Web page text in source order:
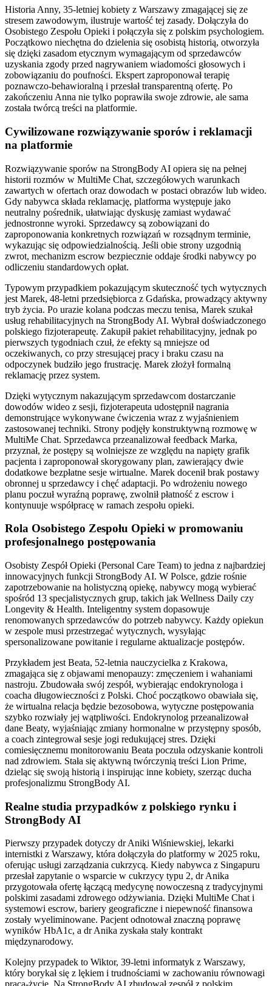
Historia Anny, 35-letniej kobiety z Warszawy zmagającej się ze
stresem zawodowym, ilustruje wartość tej zasady. Dołączyła do
Osobistego Zespołu Opieki i połączyła się z polskim psychologiem.
Początkowo niechętna do dzielenia się osobistą historią, otworzyła
się dzięki zasadom etycznym wymagającym od sprzedawców
uzyskania zgody przed nagrywaniem wiadomości głosowych i
zobowiązaniu do poufności. Ekspert zaproponował terapię
poznawczo-behawioralną i przesłał transparentną ofertę. Po
zakończeniu Anna nie tylko poprawiła swoje zdrowie, ale sama
została twórcą treści na platformie.
Cywilizowane rozwiązywanie sporów i reklamacji
na platformie
Rozwiązywanie sporów na StrongBody AI opiera się na pełnej
historii rozmów w MultiMe Chat, szczegółowych warunkach
zawartych w ofertach oraz dowodach w postaci obrazów lub wideo.
Gdy nabywca składa reklamację, platforma występuje jako
neutralny pośrednik, ułatwiając dyskusję zamiast wydawać
jednostronne wyroki. Sprzedawcy są zobowiązani do
zaproponowania konkretnych rozwiązań w rozsądnym terminie,
wykazując się odpowiedzialnością. Jeśli obie strony uzgodnią
zwrot, mechanizm escrow bezpiecznie oddaje środki nabywcy po
odliczeniu standardowych opłat.
Typowym przypadkiem pokazującym skuteczność tych wytycznych
jest Marek, 48-letni przedsiębiorca z Gdańska, prowadzący aktywny
tryb życia. Po urazie kolana podczas meczu tenisa, Marek szukał
usług rehabilitacyjnych na StrongBody AI. Wybrał doświadczonego
polskiego fizjoterapeutę. Zakupił pakiet rehabilitacyjny, jednak po
pierwszych tygodniach czuł, że efekty są mniejsze od
oczekiwanych, co przy stresującej pracy i braku czasu na
odpoczynek budziło jego frustrację. Marek złożył formalną
reklamację przez system.
Dzięki wytycznym nakazującym sprzedawcom dostarczanie
dowodów wideo z sesji, fizjoterapeuta udostępnił nagrania
demonstrujące wykonywane ćwiczenia wraz z wyjaśnieniem
zastosowanej techniki. Strony podjęły konstruktywną rozmowę w
MultiMe Chat. Sprzedawca przeanalizował feedback Marka,
przyznał, że postępy są wolniejsze ze względu na napięty grafik
pacjenta i zaproponował skorygowany plan, zawierający dwie
dodatkowe bezpłatne sesje wirtualne. Marek docenił brak postawy
obronnej u sprzedawcy i chęć adaptacji. Po wdrożeniu nowego
planu poczuł wyraźną poprawę, zwolnił płatność z escrow i
kontynuuje współpracę w ramach zespołu opieki.
Rola Osobistego Zespołu Opieki w promowaniu
profesjonalnego postępowania
Osobisty Zespół Opieki (Personal Care Team) to jedna z najbardziej
innowacyjnych funkcji StrongBody AI. W Polsce, gdzie rośnie
zapotrzebowanie na holistyczną opiekę, nabywcy mogą wybierać
spośród 13 specjalistycznych grup, takich jak Wellness Daily czy
Longevity & Health. Inteligentny system dopasowuje
renomowanych sprzedawców do potrzeb nabywcy. Każdy opiekun
w zespole musi przestrzegać wytycznych, wysyłając
spersonalizowane powitanie i regularne aktualizacje postępów.
Przykładem jest Beata, 52-letnia nauczycielka z Krakowa,
zmagająca się z objawami menopauzy: zmęczeniem i wahaniami
nastroju. Zbudowała swój zespół, wybierając endokrynologa i
coacha długowieczności z Polski. Choć początkowo obawiała się,
że wirtualna relacja będzie bezosobowa, wytyczne postępowania
szybko rozwiały jej wątpliwości. Endokrynolog przeanalizował
dane Beaty, wyjaśniając zmiany hormonalne w przystępny sposób,
a coach zintegrował sesje jogi redukującej stres. Dzięki
comiesięcznemu monitorowaniu Beata poczuła odzyskanie kontroli
nad zdrowiem. Stała się aktywną twórczynią treści Lion Prime,
dzieląc się swoją historią i inspirując inne kobiety, szerząc ducha
profesjonalizmu StrongBody AI.
Realne studia przypadków z polskiego rynku i
StrongBody AI
Pierwszy przypadek dotyczy dr Aniki Wiśniewskiej, lekarki
internistki z Warszawy, która dołączyła do platformy w 2025 roku,
oferując usługi zarządzania cukrzycą. Kiedy nabywca z Singapuru
przesłał zapytanie o wsparcie w cukrzycy typu 2, dr Anika
przygotowała ofertę łączącą medycynę nowoczesną z tradycyjnymi
polskimi zasadami zdrowego odżywiania. Dzięki MultiMe Chat i
systemowi escrow, bariery geograficzne i niepewność finansowa
zostały wyeliminowane. Pacjent odnotował znaczną poprawę
wyników HbA1c, a dr Anika zyskała stały kontrakt
międzynarodowy.
Kolejny przypadek to Wiktor, 39-letni informatyk z Warszawy,
który borykał się z lękiem i trudnościami w zachowaniu równowagi